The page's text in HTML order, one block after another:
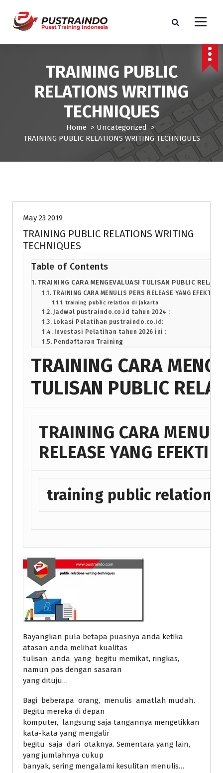
TRAINING PUBLIC
RELATIONS WRITING
TECHNIQUES
Home > Uncategorized >
TRAINING PUBLIC RELATIONS WRITING TECHNIQUES
May 23 2019
TRAINING PUBLIC RELATIONS WRITING
TECHNIQUES
Table of Contents
TRAINING CARA MENGEVALUASI TULISAN PUBLIC
TRAINING CARA MENULIS PERS RELEASE YANG EFEKTIF
training public relation di jakarta
Jadwal pustraindo.co.id tahun 2024 :
Lokasi Pelatihan pustraindo.co.id:
Investasi Pelatihan tahun 2026 ini :
Pendaftaran Training
TRAINING CARA
TULISAN PUBLIC
TRAINING CARA
RELEASE YANG EFEKTIF
training public relation
Bayangkan pula betapa puasnya anda ketika
atasan anda melihat kualitas
tulisan anda yang begitu memikat, ringkas,
namun pas dengan sasaran
yang dituju…
Bagi beberapa orang, menulis amatlah mudah.
Begitu mereka di depan
komputer, langsung saja tangannya mengetikkan
kata-kata yang mengalir
begitu saja dari otaknya. Sementara yang lain,
yang jumlahnya cukup
banyak, sering mengalami kesulitan menulis…